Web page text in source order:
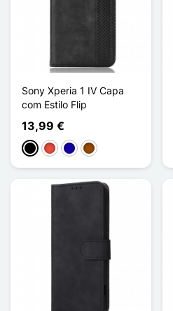
Sony Xperia 1 IV Capa
com Estilo Flip
13,99 €
PretoVermelhoAzul Escuro
Castanho